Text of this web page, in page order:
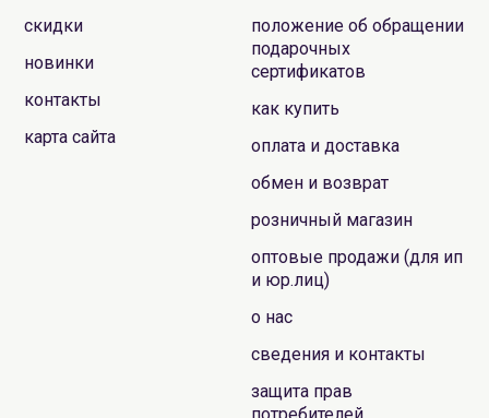
скидки
новинки
контакты
карта сайта
положение об обращении
подарочных
сертификатов
как купить
оплата и доставка
обмен и возврат
розничный магазин
оптовые продажи (для ип
и юр.лиц)
о нас
сведения и контакты
защита прав